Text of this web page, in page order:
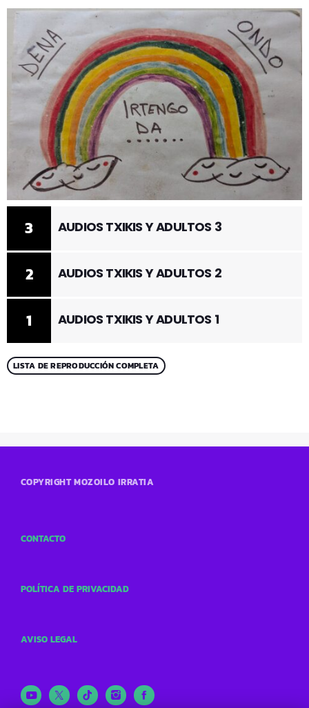
1 AUDIOS TXIKIS Y ADULTOS 1
2 AUDIOS TXIKIS Y ADULTOS 2
3 AUDIOS TXIKIS Y ADULTOS 3
LISTA DE REPRODUCCIÓN COMPLETA
COPYRIGHT MOZOILO IRRATIA
CONTACTO
POLÍTICA DE PRIVACIDAD
AVISO LEGAL